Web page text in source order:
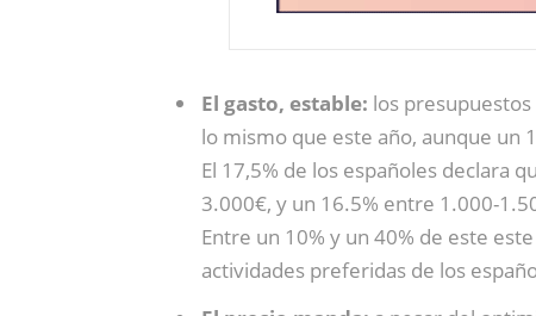
El gasto, estable: los
lo mismo que este año, aunque un
El 17,5% de los españoles declara
3.000€, y un 16.5% entre 1.000-
Entre un 10% y un 40% de este
actividades preferidas de los